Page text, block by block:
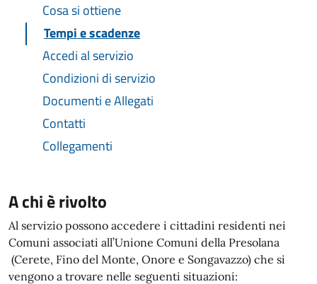
Cosa si ottiene
Tempi e scadenze
Accedi al servizio
Condizioni di servizio
Documenti e Allegati
Contatti
Collegamenti
A chi è rivolto
Al servizio possono accedere i cittadini residenti nei
Comuni associati all’Unione Comuni della Presolana
(Cerete, Fino del Monte, Onore e Songavazzo) che si
vengono a trovare nelle seguenti situazioni: